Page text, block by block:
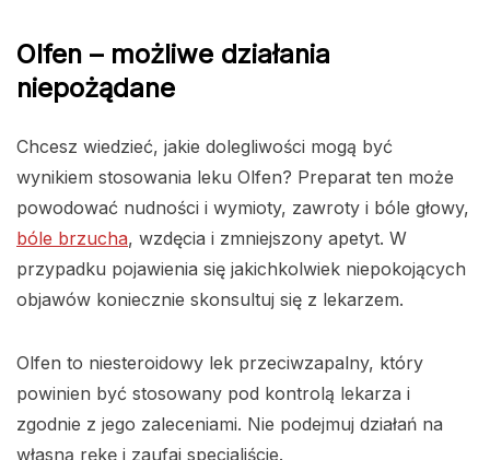
Olfen – możliwe działania
niepożądane
Chcesz wiedzieć, jakie dolegliwości mogą być
wynikiem stosowania leku Olfen? Preparat ten może
powodować nudności i wymioty, zawroty i bóle głowy,
bóle brzucha, wzdęcia i zmniejszony apetyt. W
przypadku pojawienia się jakichkolwiek niepokojących
objawów koniecznie skonsultuj się z lekarzem.
Olfen to niesteroidowy lek przeciwzapalny, który
powinien być stosowany pod kontrolą lekarza i
zgodnie z jego zaleceniami. Nie podejmuj działań na
własną rękę i zaufaj specjaliście.